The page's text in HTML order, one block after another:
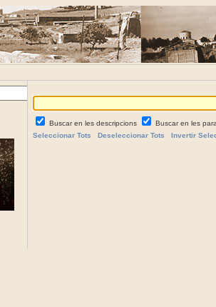
Buscar en les descripcions
Buscar en les
Seleccionar Tots
Deseleccionar Tots Invertir